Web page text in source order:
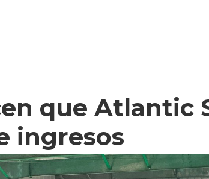
que Atlantic
ingresos